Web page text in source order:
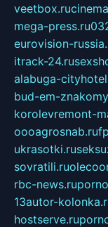
veetbox.ru
mega-press.ru
eurovision-
itrack-24.ru
alabuga-
bud-em-
korolevremont-
oooagrosnab.ru
ukrasotki.ru
sovratili.ru
rbc-news.ru
13autor-
hostserve.ru